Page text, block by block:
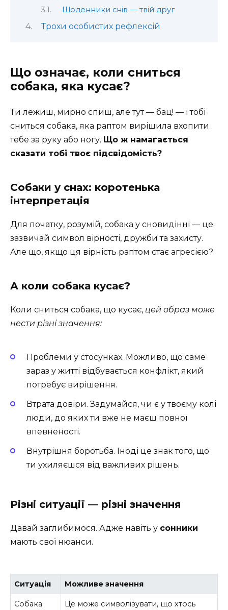
Щоденники снів — твій друг
Трохи особистих рефлексій
Що означає, коли сниться
собака, яка кусає?
Ти лежиш, мирно спиш, але тут — бац! — і тобі
сниться собака, яка раптом вирішила вхопити
тебе за руку або ногу. Що ж намагається
сказати тобі твоє підсвідомість?
Собаки у снах: коротенька
інтерпретація
Для початку, розумій, собака у сновидінні — це
зазвичай символ вірності, дружби та захисту.
Але що, якщо ця вірність раптом стає агресією?
А коли собака кусає?
Коли сниться собака, що кусає, цей образ може
нести різні значення:
Проблеми у стосунках. Можливо, що саме
зараз у житті відбувається конфлікт, який
потребує вирішення.
Втрата довіри. Задумайся, чи є у твоєму колі
люди, до яких ти вже не маєш повної
впевненості.
Внутрішня боротьба. Іноді це знак того, що
ти ухиляєшся від важливих рішень.
Різні ситуації — різні значення
Давай заглибимося. Адже навіть у сонники
мають свої нюанси.
Ситуація Можливе значення
Собака Це може символізувати, що хтось